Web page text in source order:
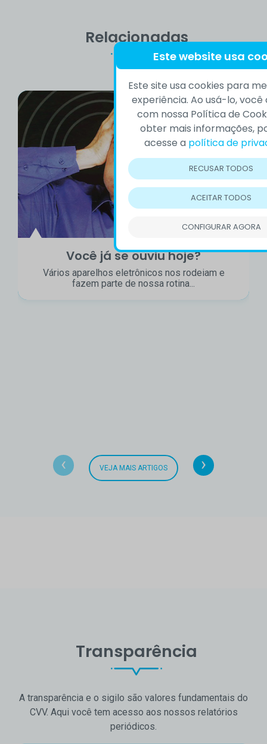
Relacionadas
Você já se ouviu hoje?
Vários aparelhos eletrônicos nos rodeiam e
fazem parte de nossa rotina...
‹ ›
VEJA MAIS ARTIGOS
Transparência
A transparência e o sigilo são valores fundamentais do
CVV. Aqui você tem acesso aos nossos relatórios
periódicos.
Este website usa
Este site usa cookies para
experiência. Ao usá-lo,
com nossa Política de
obter mais informações,
acesse a política de
RECUSAR TODOS
ACEITAR TODOS
CONFIGURAR AGORA